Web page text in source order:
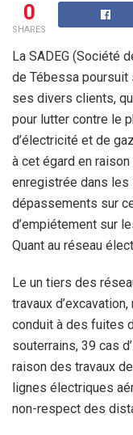
0
SHARES
La SADEG (Société
de Tébessa
ses divers clients,
pour lutter contre le
d’électricité et de
à cet égard en raison
enregistrée dans
dépassements sur
d’empiétement sur
Quant au réseau
Le un tiers des
travaux
conduit à des fuites
souterrains, 39 cas
raison des travaux
lignes électriques
non-respect des